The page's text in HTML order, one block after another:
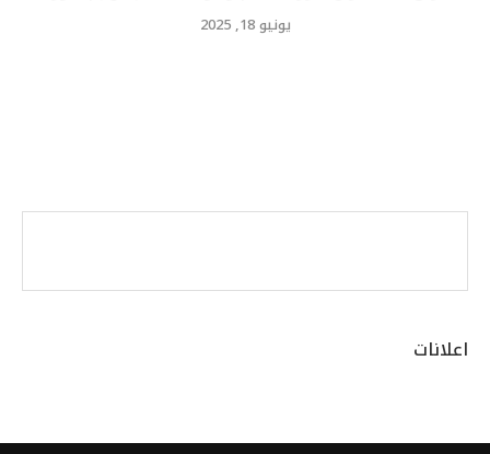
يونيو 18, 2025
اعلانات